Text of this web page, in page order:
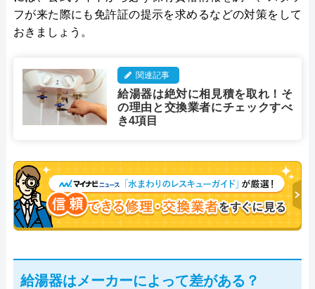
フが来た際にも免許証の提示を求めるなどの対策をして
おきましょう。
関連記事
給湯器は絶対に相見積を取れ！そ
の理由と交換業者にチェックすべ
き4項目
給湯器はメーカーによって差がある？